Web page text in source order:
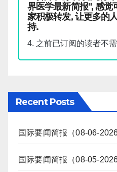
界医学最新简报", 感觉
家积极转发, 让更多的
持.
4. 之前已订阅的读者不
Recent Posts
国际要闻简报（08-06-2026
国际要闻简报（08-05-2026